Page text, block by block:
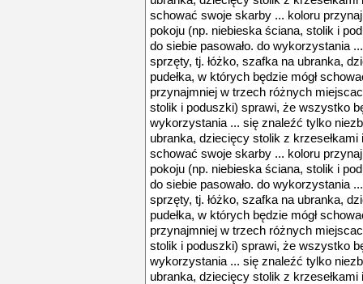
schować swoje skarby ... koloru
pokoju (np. niebieska ściana, stolik i
do siebie pasowało. do wykorzystania
sprzęty, tj. łóżko, szafka na ubranka,
pudełka, w których będzie mógł
przynajmniej w trzech różnych
stolik i poduszki) sprawi, że wszystko
wykorzystania ... się znaleźć tylko
ubranka, dziecięcy stolik z krzesełkami
schować swoje skarby ... koloru
pokoju (np. niebieska ściana, stolik i
do siebie pasowało. do wykorzystania
sprzęty, tj. łóżko, szafka na ubranka,
pudełka, w których będzie mógł
przynajmniej w trzech różnych
stolik i poduszki) sprawi, że wszystko
wykorzystania ... się znaleźć tylko
ubranka, dziecięcy stolik z krzesełkami